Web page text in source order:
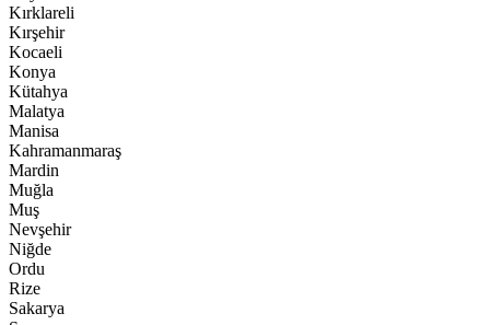
Kırklareli
Kırşehir
Kocaeli
Konya
Kütahya
Malatya
Manisa
Kahramanmaraş
Mardin
Muğla
Muş
Nevşehir
Niğde
Ordu
Rize
Sakarya